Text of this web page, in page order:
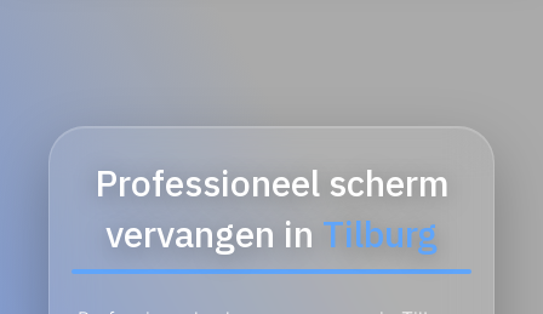
Professioneel scherm
vervangen in Tilburg